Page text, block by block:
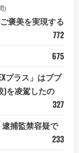
)
ご褒美を実現する
772
675
プラス」はブブ
)を凌駕したの
327
捕監禁容疑で
233